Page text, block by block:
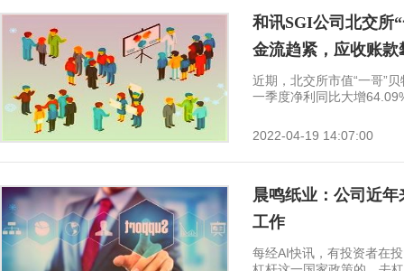
和讯SGI公司北交所
金流趋紧，应收账款
近期，北交所市值“一哥”
一季度净利同比大增
2022-04-19 14:07:00
晨鸣纸业：公司近
工作
每经AI快讯，有投资者在